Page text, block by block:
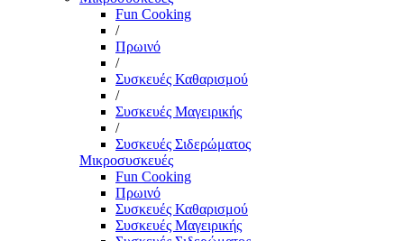
Fun Cooking
/
Πρωινό
/
Συσκευές Καθαρισμού
/
Συσκευές Μαγειρικής
/
Συσκευές Σιδερώματος
Μικροσυσκευές
Fun Cooking
Πρωινό
Συσκευές Καθαρισμού
Συσκευές Μαγειρικής